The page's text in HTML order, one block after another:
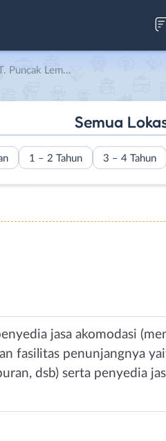
Lembah Hijau
Semua
1 – 2 Tahun 3 – 4 Tahun
jasa akomodasi
fasilitas penunjangnya
dsb) serta penyedia